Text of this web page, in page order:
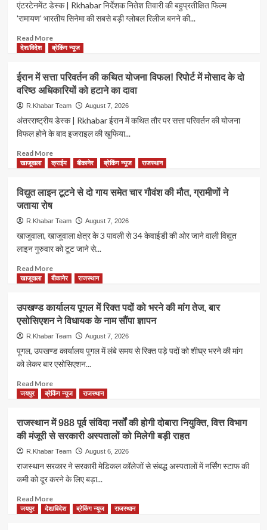
एंटरटेनमेंट डेस्क | Rkhabar निर्देशक नितेश तिवारी की बहुप्रतीक्षित फिल्म
'रामायण' भारतीय सिनेमा की सबसे बड़ी ग्लोबल रिलीज बनने की...
Read MoreRead
more
रामायण
रचेगी
नया
इतिहास!
59
से
स्क्रीन
की
तैयारी,
RRR
Avatar
2
रिकॉर्ड
टूटने
दावा
देश/विदेश ब्रेकिंग न्यूज
ईरान में सत्ता परिवर्तन की कथित योजना विफल! रिपोर्ट में मोसाद के दो
वरिष्ठ अधिकारियों को हटाने का दावा
R.Khabar Team August 7, 2026
अंतरराष्ट्रीय डेस्क | Rkhabar ईरान में कथित तौर पर सत्ता परिवर्तन की योजना
विफल होने के बाद इजराइल की खुफिया...
Read MoreRead
more
में
सत्ता
परिवर्तन
कथित
योजना
रिपोर्ट
के
दो
वरिष्ठ
अधिकारियों
को
हटाने
दावा
खाजूवाला क्राईम बीकानेर ब्रेकिंग न्यूज राजस्थान
विद्युत लाइन टूटने से दो गाय समेत चार गौवंश की मौत, ग्रामीणों ने
जताया रोष
R.Khabar Team August 7, 2026
खाजूवाला, खाजूवाला क्षेत्र के 3 पावली से 34 केवाईडी की ओर जाने वाली विद्युत
लाइन गुरुवार को टूट जाने से...
Read MoreRead
more
विद्युत
लाइन
टूटने
से
समेत
गौवंश
ग्रामीणों
ने
जताया
खाजूवाला बीकानेर राजस्थान
उपखण्ड कार्यालय पूगल में रिक्त पदों को भरने की मांग तेज, बार
एसोसिएशन ने विधायक के नाम सौंपा ज्ञापन
R.Khabar Team August 7, 2026
पूगल, उपखण्ड कार्यालय पूगल में लंबे समय से रिक्त पड़े पदों को शीघ्र भरने की मांग
को लेकर बार एसोसिएशन...
Read MoreRead
more
उपखण्ड
कार्यालय
पूगल
में
पदों
को
की
जयपुर ब्रेकिंग न्यूज राजस्थान
राजस्थान में 988 पूर्व संविदा नर्सों की होगी दोबारा नियुक्ति, वित्त विभाग
की मंजूरी से सरकारी अस्पतालों को मिलेगी बड़ी राहत
R.Khabar Team August 6, 2026
राजस्थान सरकार ने सरकारी मेडिकल कॉलेजों से संबद्ध अस्पतालों में नर्सिंग स्टाफ की
कमी को दूर करने के लिए बड़ा...
Read MoreRead
more
जयपुर देश/विदेश ब्रेकिंग न्यूज राजस्थान